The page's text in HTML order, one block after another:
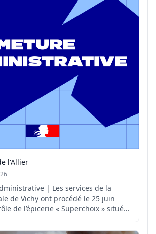
l'Allier
| Les services de la
de Vichy ont procédé le 25 juin
de l’épicerie « Superchoix » située
constaté: ▪️ des cigarettes de type «